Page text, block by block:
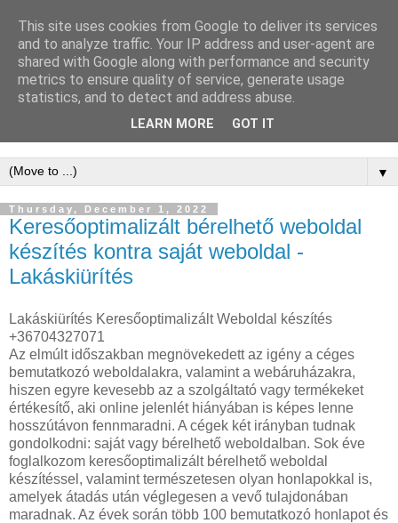
WordPress
Keresőoptimalizálás -
WordPress SEO
▼
Thursday, December 1, 2022
Keresőoptimalizált bérelhető weboldal
készítés kontra saját weboldal -
Lakáskiürítés
Lakáskiürítés Keresőoptimalizált Weboldal készítés
+36704327071
Az elmúlt időszakban megnövekedett az igény a céges
bemutatkozó weboldalakra, valamint a webáruházakra,
hiszen egyre kevesebb az a szolgáltató vagy termékeket
értékesítő, aki online jelenlét hiányában is képes lenne
hosszútávon fennmaradni. A cégek két irányban tudnak
gondolkodni: saját vagy bérelhető weboldalban. Sok éve
foglalkozom keresőoptimalizált bérelhető weboldal
készítéssel, valamint természetesen olyan honlapokkal is,
amelyek átadás után véglegesen a vevő tulajdonában
maradnak. Az évek során több 100 bemutatkozó honlapot és
This site uses cookies from Google to deliver its services
and to analyze traffic. Your IP address and user-agent are
shared with Google along with performance and security
metrics to ensure quality of service, generate usage
statistics, and to detect and address abuse.
LEARN MORE GOT IT